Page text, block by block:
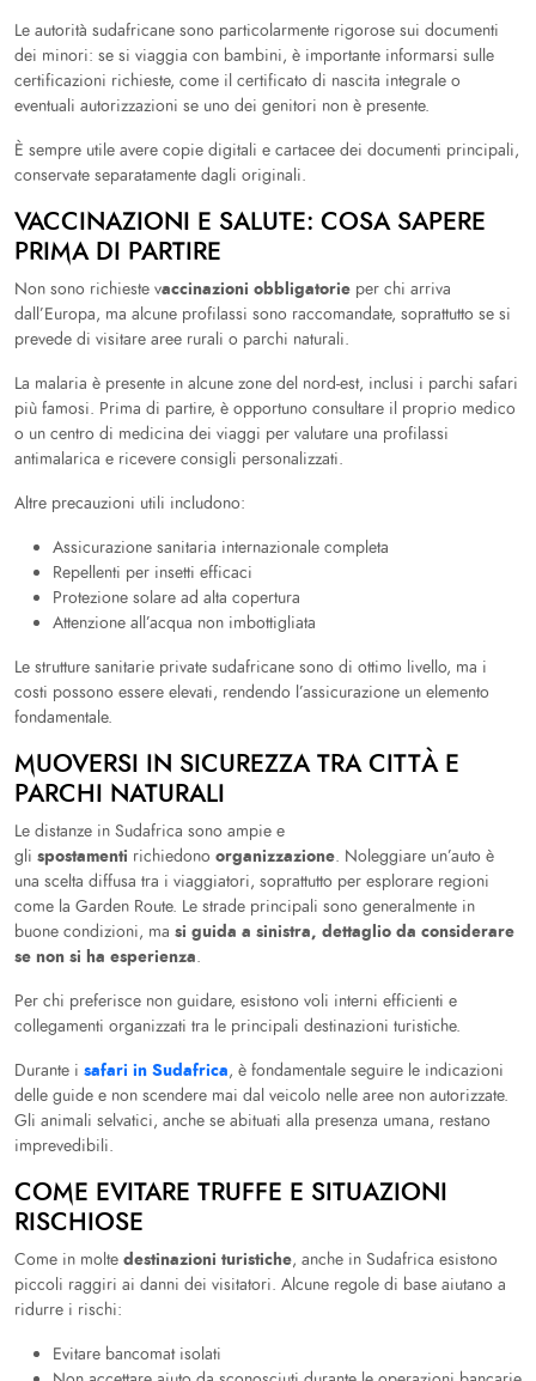
Le autorità sudafricane sono particolarmente rigorose sui documenti
dei minori: se si viaggia con bambini, è importante informarsi sulle
certificazioni richieste, come il certificato di nascita integrale o
eventuali autorizzazioni se uno dei genitori non è presente.
È sempre utile avere copie digitali e cartacee dei documenti principali,
conservate separatamente dagli originali.
VACCINAZIONI E SALUTE: COSA SAPERE
PRIMA DI PARTIRE
Non sono richieste vaccinazioni obbligatorie per chi arriva
dall’Europa, ma alcune profilassi sono raccomandate, soprattutto se si
prevede di visitare aree rurali o parchi naturali.
La malaria è presente in alcune zone del nord-est, inclusi i parchi safari
più famosi. Prima di partire, è opportuno consultare il proprio medico
o un centro di medicina dei viaggi per valutare una profilassi
antimalarica e ricevere consigli personalizzati.
Altre precauzioni utili includono:
Assicurazione sanitaria internazionale completa
Repellenti per insetti efficaci
Protezione solare ad alta copertura
Attenzione all’acqua non imbottigliata
Le strutture sanitarie private sudafricane sono di ottimo livello, ma i
costi possono essere elevati, rendendo l’assicurazione un elemento
fondamentale.
MUOVERSI IN SICUREZZA TRA CITTÀ E
PARCHI NATURALI
Le distanze in Sudafrica sono ampie e
gli spostamenti richiedono organizzazione. Noleggiare un’auto è
una scelta diffusa tra i viaggiatori, soprattutto per esplorare regioni
come la Garden Route. Le strade principali sono generalmente in
buone condizioni, ma si guida a sinistra, dettaglio da considerare
se non si ha esperienza.
Per chi preferisce non guidare, esistono voli interni efficienti e
collegamenti organizzati tra le principali destinazioni turistiche.
Durante i safari in Sudafrica, è fondamentale seguire le indicazioni
delle guide e non scendere mai dal veicolo nelle aree non autorizzate.
Gli animali selvatici, anche se abituati alla presenza umana, restano
imprevedibili.
COME EVITARE TRUFFE E SITUAZIONI
RISCHIOSE
Come in molte destinazioni turistiche, anche in Sudafrica esistono
piccoli raggiri ai danni dei visitatori. Alcune regole di base aiutano a
ridurre i rischi:
Evitare bancomat isolati